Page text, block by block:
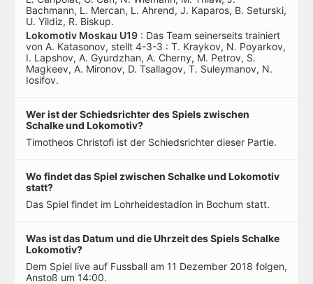
Bachmann, L. Mercan, L. Ahrend, J. Kaparos, B. Seturski,
U. Yildiz, R. Biskup.
Lokomotiv Moskau U19 : Das Team seinerseits trainiert
von A. Katasonov, stellt 4-3-3 : T. Kraykov, N. Poyarkov,
I. Lapshov, A. Gyurdzhan, A. Cherny, M. Petrov, S.
Magkeev, A. Mironov, D. Tsallagov, T. Suleymanov, N.
Iosifov.
Wer ist der Schiedsrichter des Spiels zwischen
Schalke und Lokomotiv?
Timotheos Christofi ist der Schiedsrichter dieser Partie.
Wo findet das Spiel zwischen Schalke und Lokomotiv
statt?
Das Spiel findet im Lohrheidestadion in Bochum statt.
Was ist das Datum und die Uhrzeit des Spiels Schalke
Lokomotiv?
Dem Spiel live auf Fussball am 11 Dezember 2018 folgen,
Anstoß um 14:00.